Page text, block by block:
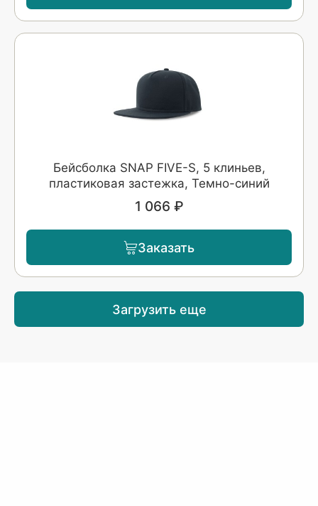
Бейсболка SNAP FIVE-S, 5 клиньев,
пластиковая застежка, Темно-синий
1 066 ₽
Заказать
Загрузить еще